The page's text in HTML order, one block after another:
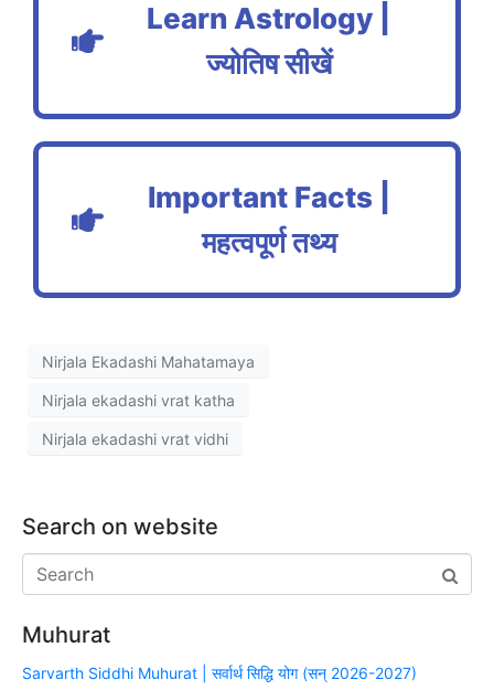
Learn Astrology |
ज्योतिष सीखें
Important Facts |
महत्वपूर्ण तथ्य
Nirjala Ekadashi Mahatamaya
Nirjala ekadashi vrat katha
Nirjala ekadashi vrat vidhi
Search on website
Muhurat
Sarvarth Siddhi Muhurat | सर्वार्थ सिद्धि योग (सन् 2026-2027)